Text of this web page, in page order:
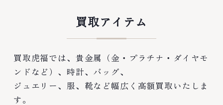
買取アイテム
買取虎福では、貴金属（金・プラチナ・ダイヤモ
ンドなど）、時計、バッグ、
ジュエリー、服、靴など幅広く高額買取いたしま
す。